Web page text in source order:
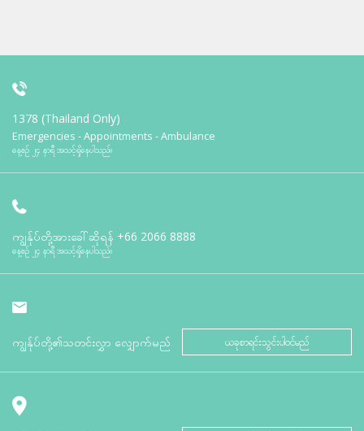
1378 (Thailand Only)
Emergencies - Appointments - Ambulance
နေ့စဉ် ၂၄ နာရီ အသင့်ရှိနေပါသည်။
ကျွန်ုပ်တို့အားခေါ်ဆိုရန် +66 2066 8888
နေ့စဉ် ၂၄ နာရီ အသင့်ရှိနေပါသည်။
ကျွန်ုပ်တို့၏သတင်းလွှာ လျှောက်မည် ယခုစာရင်းသွင်းပါဝင်မည်